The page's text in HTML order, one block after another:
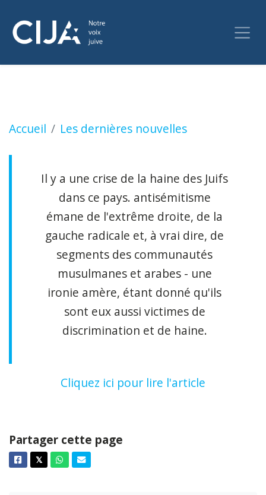
Accueil Les dernières nouvelles
Shimon Fogel : La lutte contre
Il y a une crise de la haine des Juifs
dans ce pays. antisémitisme
émane de l'extrême droite, de la
gauche radicale et, à vrai dire, de
segments des communautés
musulmanes et arabes - une
ironie amère, étant donné qu'ils
sont eux aussi victimes de
discrimination et de haine.
Cliquez ici pour lire l'article
Partager cette page
Facebook
𝕏TwitterWhatsappCourriel